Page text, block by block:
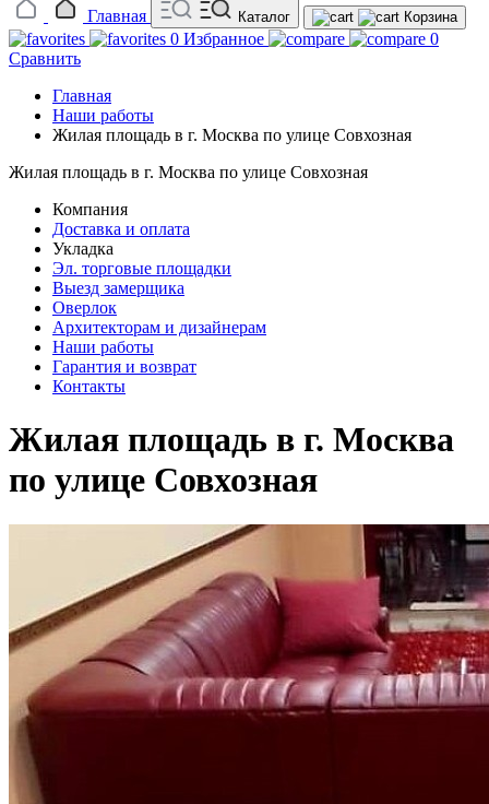
Главная
Каталог Корзина
0 Избранное
0
Сравнить
Главная
Наши работы
Жилая площадь в г. Москва по улице Совхозная
Жилая площадь в г. Москва по улице Совхозная
Компания
Доставка и оплата
Укладка
Эл. торговые площадки
Выезд замерщика
Оверлок
Архитекторам и дизайнерам
Наши работы
Гарантия и возврат
Контакты
Жилая площадь в г. Москва
по улице Совхозная